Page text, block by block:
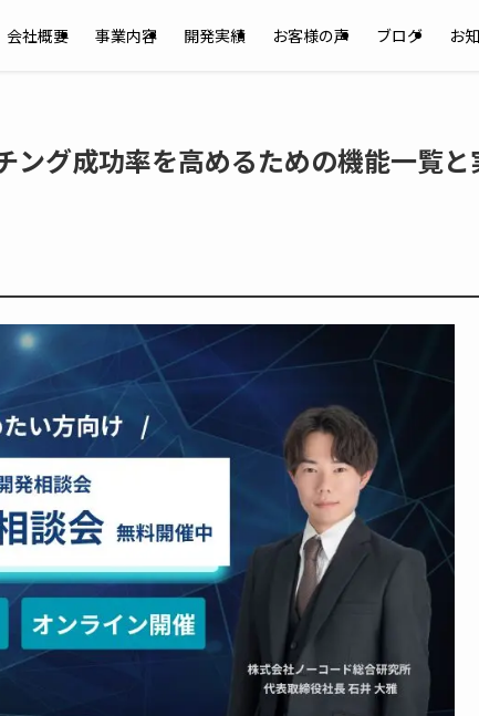
会社概要 事業内容 開発実績 お客様の声 ブログ お
ング成功率を高めるための機能一覧と